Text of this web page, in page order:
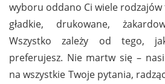
wyboru oddano Ci wiele
gładkie, drukowane,
Wszystko zależy od tego,
preferujesz. Nie martw się –
na wszystkie Twoje pytania,